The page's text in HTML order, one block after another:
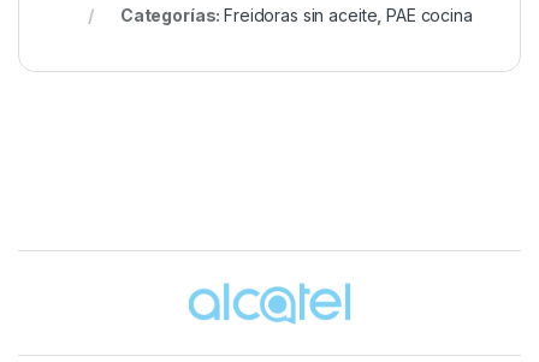
Categorías:Freidoras sin aceite ,PAE cocina
Brands Carousel